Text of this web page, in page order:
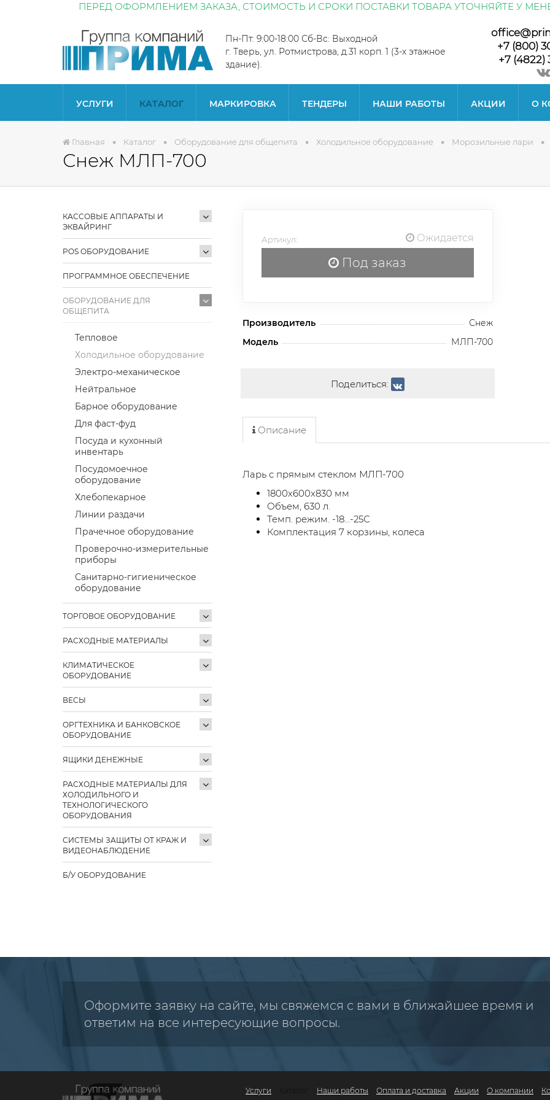
ПЕРЕД ОФОРМЛЕНИЕМ ЗАКАЗА, СТОИМОСТЬ И СРОКИ ПОСТАВКИ ТОВАРА УТОЧНЯЙТЕ У
Пн-Пт: 9:00-18:00 Сб-Вс: Выходной
г. Тверь, ул. Ротмистрова, д.31 корп. 1 (3-х этажное
здание).
+7 (800)
+7 (4822)
УСЛУГИ КАТАЛОГ МАРКИРОВКА ТЕНДЕРЫ НАШИ РАБОТЫ АКЦИИ О
Главная Каталог Оборудование для общепита Холодильное оборудование Морозильные лари
Снеж МЛП-700
КАССОВЫЕ АППАРАТЫ И
ЭКВАЙРИНГ
POS ОБОРУДОВАНИЕ
ПРОГРАММНОЕ ОБЕСПЕЧЕНИЕ
ОБОРУДОВАНИЕ ДЛЯ
ОБЩЕПИТА
Тепловое
Холодильное оборудование
Электро-механическое
Нейтральное
Барное оборудование
Для фаст-фуд
Посуда и кухонный
инвентарь
Посудомоечное
оборудование
Хлебопекарное
Линии раздачи
Прачечное оборудование
Проверочно-измерительные
приборы
Санитарно-гигиеническое
оборудование
ТОРГОВОЕ ОБОРУДОВАНИЕ
РАСХОДНЫЕ МАТЕРИАЛЫ
КЛИМАТИЧЕСКОЕ
ОБОРУДОВАНИЕ
ВЕСЫ
ОРГТЕХНИКА И БАНКОВСКОЕ
ОБОРУДОВАНИЕ
ЯЩИКИ ДЕНЕЖНЫЕ
РАСХОДНЫЕ МАТЕРИАЛЫ ДЛЯ
ХОЛОДИЛЬНОГО И
ТЕХНОЛОГИЧЕСКОГО
ОБОРУДОВАНИЯ
СИСТЕМЫ ЗАЩИТЫ ОТ КРАЖ И
ВИДЕОНАБЛЮДЕНИЕ
Б/У ОБОРУДОВАНИЕ
Артикул: Ожидается
Под заказ
Производитель
Снеж
Модель
МЛП-700
Поделиться:
Описание
Ларь с прямым стеклом МЛП-700
1800х600х830 мм
Объем, 630 л.
Темп. режим. -18…-25С
Комплектация 7 корзины, колеса
Оформите заявку на сайте, мы свяжемся с вами в ближайшее время и
ответим на все интересующие вопросы.
Услуги Наши работы Оплата и доставка Акции О компании